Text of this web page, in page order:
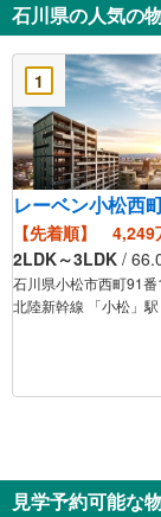
石川県の人気の
1
レーベン小松西
【先着順】 4,249
2LDK～3LDK /
石川県小松市西町91番
北陸新幹線 「小松」
見学予約可能な